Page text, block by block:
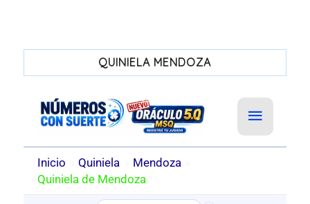
QUINIELA MENDOZA